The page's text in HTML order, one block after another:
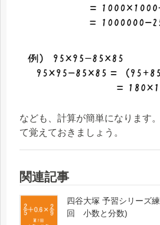
なども、計算が簡単になります
て覚えておきましょう。
関連記事
四谷大塚 予習シリーズ
回 小数と分数)